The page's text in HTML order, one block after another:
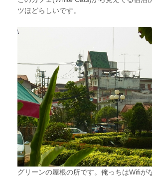
ツほどらしいです。
グリーンの屋根の所です。俺っちはWifiが